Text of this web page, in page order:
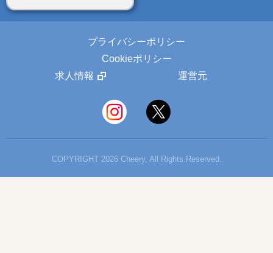
プライバシーポリシー
Cookieポリシー
求人情報
運営元
COPYRIGHT 2026 Cheery, All Rights Reserved.